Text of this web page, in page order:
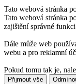
Tato webová stránka
Tato webová stránka
zajištění správné
Dále může web
webu a pro reklamní
Pokud tomu tak je,
Přijmout vše